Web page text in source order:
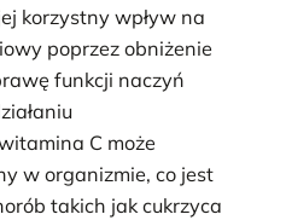
korzystny wpływ na
poprzez obniżenie
funkcji naczyń
C może
w organizmie, co jest
takich jak cukrzyca